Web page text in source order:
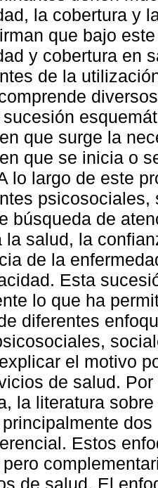
la cobertura y
que bajo
y cobertura en
de la
que surge la
que se inicia o
lo largo de este
búsqueda de
la salud, la
de la
Esta
lo que ha
diferentes
el motivo
de salud.
la literatura
Estos
de salud. El